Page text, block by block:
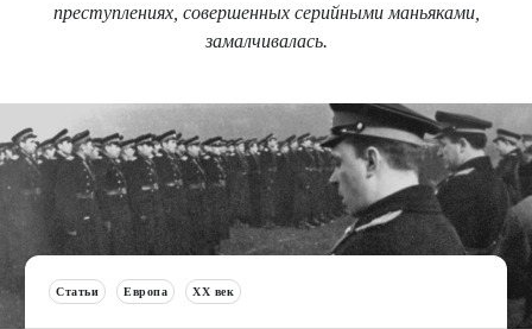
преступлениях, совершенных серийными маньяками,
замалчивалась.
Статьи Европа XX век